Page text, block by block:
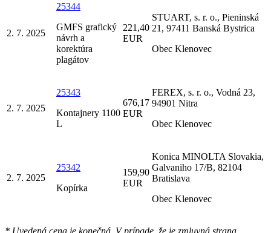
2. 7. 2025
25344
GMFS grafický
návrh a
korektúra
plagátov
221,40
EUR
STUART, s. r. o., Pieninská
21, 97411 Banská Bystrica
Obec Klenovec
2. 7. 2025
25343
Kontajnery 1100
L
676,17
EUR
FEREX, s. r. o., Vodná 23,
94901 Nitra
Obec Klenovec
2. 7. 2025
25342
Kopírka
159,90
EUR
Konica MINOLTA Slovakia,
Galvaniho 17/B, 82104
Bratislava
Obec Klenovec
* Uvedená cena je konečná. V prípade, že je zmluvná strana